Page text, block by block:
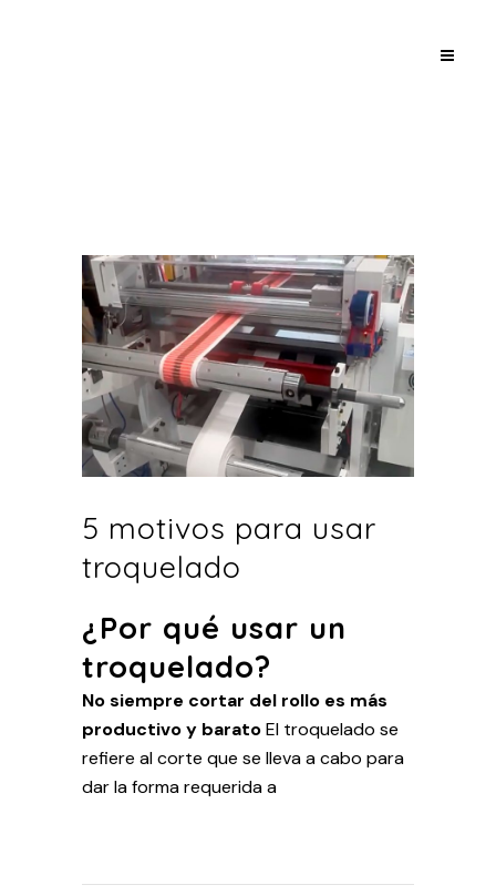
5 motivos para usar
troquelado
¿Por qué usar un
troquelado?
No siempre cortar del rollo es más
productivo y baratoEl troquelado se
refiere al corte que se lleva a cabo para
dar la forma requerida a